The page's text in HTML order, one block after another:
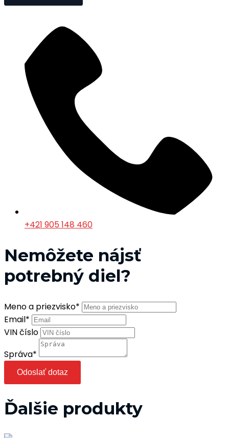
+421 905 148 460
Nemôžete nájsť
potrebný diel?
Meno a priezvisko*
Email*
VIN číslo
Správa*
Odoslať dotaz
Ďalšie produkty